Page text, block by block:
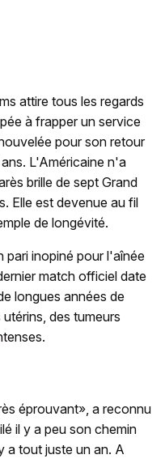
attire tous les regards
à frapper un service
pour son retour
L'Américaine n'a
brille de sept Grand
Elle est devenue au fil
de longévité.
pari inopiné pour l'aînée
match officiel date
longues années de
des tumeurs
éprouvant», a reconnu
il y a peu son chemin
a tout juste un an. A